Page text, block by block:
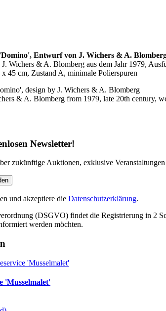
Entwurf von J. Wichers & A.
Wichers & A. Blomberg aus dem Jahr 1979,
45 cm, Zustand A, minimale Polierspuren
design by J. Wichers & A. Blomberg
& A. Blomberg from 1979, late 20th century,
Newsletter!
zukünftige Auktionen, exklusive
und akzeptiere die Datenschutzerklärung.
(DSGVO) findet die Registrierung in 2
werden möchten.
'Musselmalet'